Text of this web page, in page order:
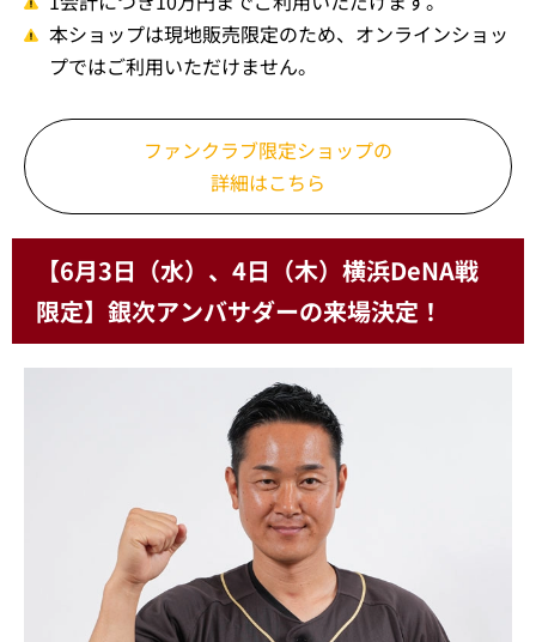
本ショップは現地販売限定のため、オンラインショッ
プではご利用いただけません。
ファンクラブ限定ショップの
詳細はこちら
【6月3日（水）、4日（木）横浜DeNA戦
限定】銀次アンバサダーの来場決定！